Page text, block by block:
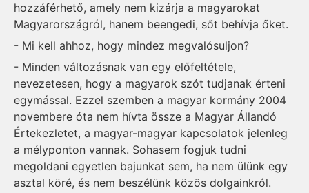
hozzáférhető, amely nem kizárja a magyarokat
Magyarországról, hanem beengedi, sőt behívja őket.
- Mi kell ahhoz, hogy mindez megvalósuljon?
- Minden változásnak van egy előfeltétele,
nevezetesen, hogy a magyarok szót tudjanak érteni
egymással. Ezzel szemben a magyar kormány 2004
novembere óta nem hívta össze a Magyar Állandó
Értekezletet, a magyar-magyar kapcsolatok jelenleg
a mélyponton vannak. Sohasem fogjuk tudni
megoldani egyetlen bajunkat sem, ha nem ülünk egy
asztal köré, és nem beszélünk közös dolgainkról.